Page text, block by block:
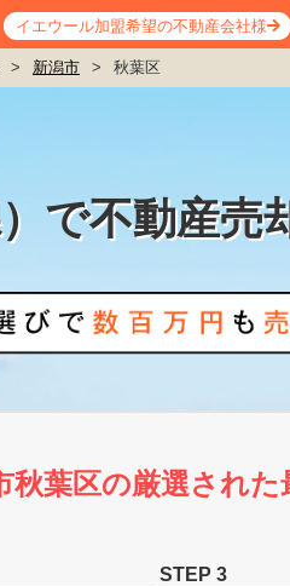
イエウール加盟希望の不動産会社様
> 新潟市 > 秋葉区
で不動産売
秋葉区の厳選された
STEP 3